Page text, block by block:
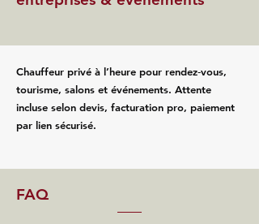
Chauffeur privé à l’heure pour rendez‑vous,
tourisme, salons et événements. Attente
incluse selon devis, facturation pro, paiement
par lien sécurisé.
FAQ